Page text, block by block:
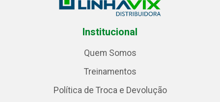
Institucional
Quem Somos
Treinamentos
Política de Troca e Devolução